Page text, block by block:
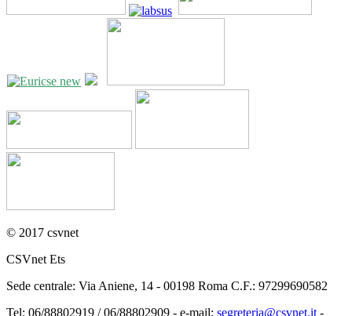
© 2017 csvnet
CSVnet Ets
Sede centrale: Via Aniene, 14 - 00198 Roma C.F.: 97299690582
Tel: 06/88802919 / 06/88802909 - e-mail: segreteria@csvnet.it -